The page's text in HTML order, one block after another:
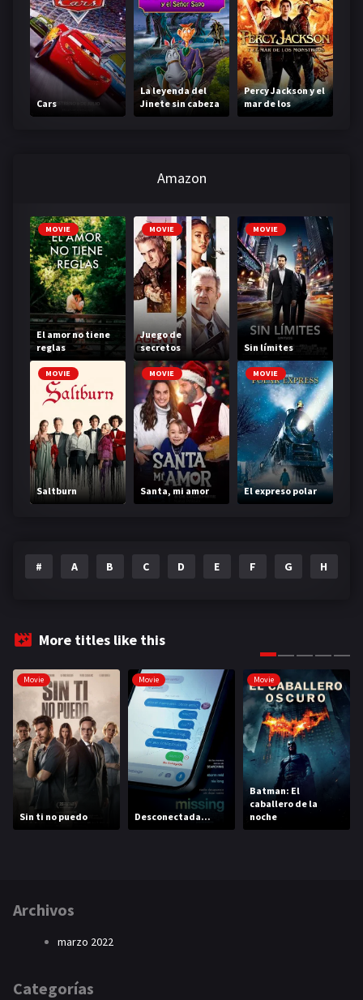
Cars
La leyenda del
Jinete sin cabeza
Percy Jackson y el
mar de los
monstruos
Amazon
MOVIE
El amor no tiene
reglas
MOVIE
Juego de
secretos
MOVIE
Sin límites
MOVIE
Saltburn
MOVIE
Santa, mi amor
MOVIE
El expreso polar
# A B C D E F G H
More titles like this
Movie
Sin ti no puedo
Movie
Desconectada...
Movie
Batman: El
caballero de la
noche
Archivos
marzo 2022
Categorías